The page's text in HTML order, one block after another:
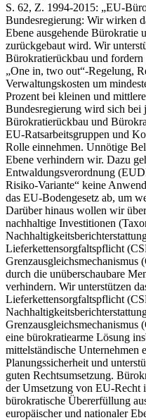
S. 62, Z. 1994-2015: „EU-
Bundesregierung: Wir wirken
Ebene ausgehende Bürokratie
zurückgebaut wird. Wir
Bürokratierückbau und
„One in, two out“-Regelung,
Verwaltungskosten um
Prozent bei kleinen und
Bundesregierung wird sich bei
Bürokratierückbau und
EU-Ratsarbeitsgruppen und
Rolle einnehmen. Unnötige
Ebene verhindern wir. Dazu
Entwaldungsverordnung
Risiko-Variante“ keine
das EU-Bodengesetz ab, um
Darüber hinaus wollen wir
nachhaltige Investitionen
Lieferkettensorgfaltspflicht
durch die unüberschaubare
verhindern. Wir unterstützen
Lieferkettensorgfaltspflicht
eine bürokratiearme Lösung
mittelständische Unternehmen
Planungssicherheit und
guten Rechtsumsetzung.
der Umsetzung von EU-Recht
bürokratische Übererfüllung
europäischer und nationaler